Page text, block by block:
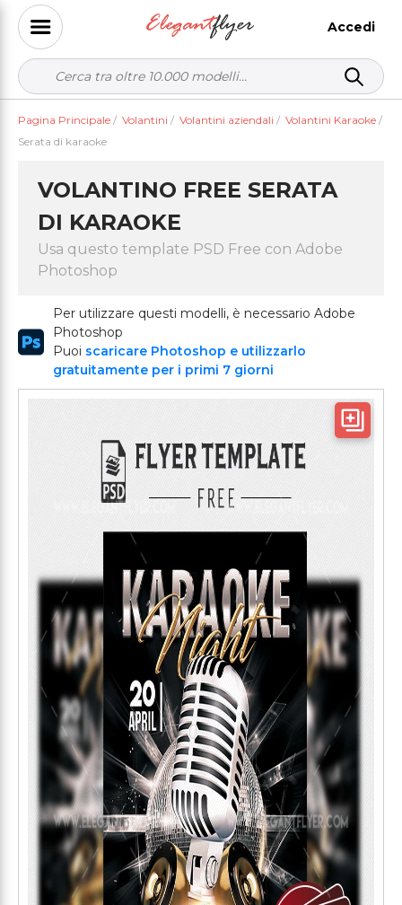
Accedi
Pagina Principale / Volantini / Volantini aziendali / Volantini Karaoke /
Serata di karaoke
VOLANTINO FREE SERATA
DI KARAOKE
Usa questo template PSD Free con Adobe
Photoshop
Per utilizzare questi modelli, è necessario Adobe
Photoshop
Puoi scaricare Photoshop e utilizzarlo
gratuitamente per i primi 7 giorni